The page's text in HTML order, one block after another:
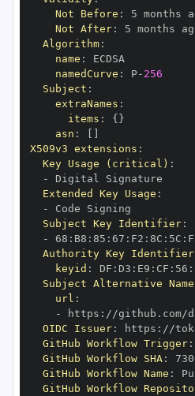
Not Before : 5 months
Not After: 5 months
Algorithm:
name :
namedCurve : P- 256
Subject :
extraNames :
items : { }
asn :
X509v3 extensions :
Key Usage (critical) :
-
Extended Key Usage :
-
Subject Key Identifier:
-
68 : B8 : 85 : 67 : F2 : 8C : 5C :
Authority Key Identifier
keyid : DF : D3 : E9 : CF : 56 :
Subject Alternative
url :
-
https :
OIDC Issuer: https :
GitHub Workflow Trigger:
GitHub Workflow SHA:
GitHub Workflow Name :
GitHub Workflow